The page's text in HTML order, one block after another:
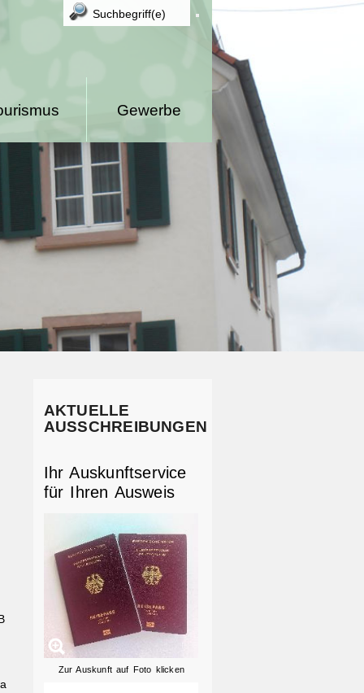
Gewerbe
AKTUELLE
AUSSCHREIBUNGEN
Ihr Auskunftservice
für Ihren Ausweis
Zur Auskunft auf Foto klicken